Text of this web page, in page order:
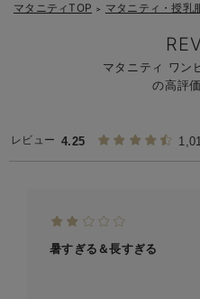
マタニティTOP ＞ マタニティ・授乳
マタニティ ワ
の高評
レビュー 4.25
暑すぎる＆長すぎる